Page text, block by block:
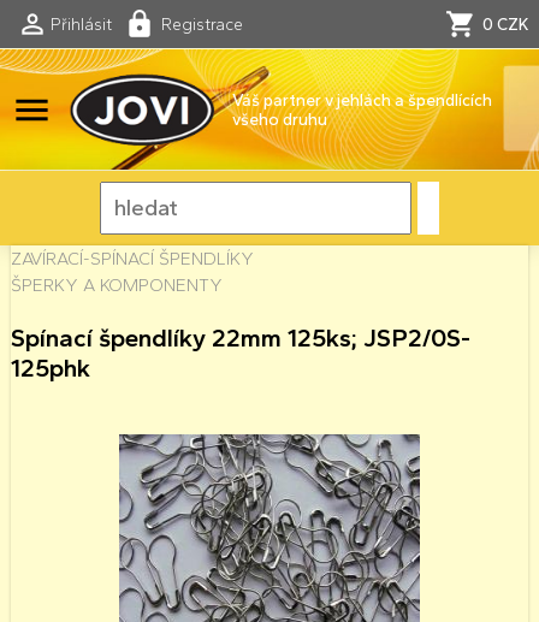
Přihlásit Registrace 0 CZK
menu
Váš partner v jehlách a špendlících
všeho druhu
ZAVÍRACÍ-SPÍNACÍ ŠPENDLÍKY
ŠPERKY A KOMPONENTY
Spínací špendlíky 22mm 125ks; JSP2/0S-
125phk